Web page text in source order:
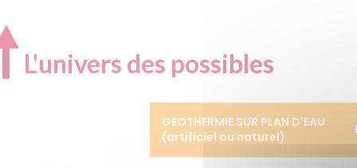
L'univers des possibles
GEOTHERMIE SUR PLAN D'EAU
(artificiel ou naturel)